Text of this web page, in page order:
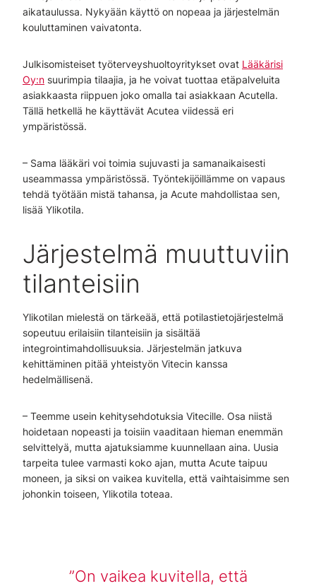
aikataulussa. Nykyään käyttö on nopeaa ja järjestelmän
kouluttaminen vaivatonta.
Julkisomisteiset työterveyshuoltoyritykset ovat Lääkärisi
Oy:n suurimpia tilaajia, ja he voivat tuottaa etäpalveluita
asiakkaasta riippuen joko omalla tai asiakkaan Acutella.
Tällä hetkellä he käyttävät Acutea viidessä eri
ympäristössä.
– Sama lääkäri voi toimia sujuvasti ja samanaikaisesti
useammassa ympäristössä. Työntekijöillämme on vapaus
tehdä työtään mistä tahansa, ja Acute mahdollistaa sen,
lisää Ylikotila.
Järjestelmä muuttuviin
tilanteisiin
Ylikotilan mielestä on tärkeää, että potilastietojärjestelmä
sopeutuu erilaisiin tilanteisiin ja sisältää
integrointimahdollisuuksia. Järjestelmän jatkuva
kehittäminen pitää yhteistyön Vitecin kanssa
hedelmällisenä.
– Teemme usein kehitysehdotuksia Vitecille. Osa niistä
hoidetaan nopeasti ja toisiin vaaditaan hieman enemmän
selvittelyä, mutta ajatuksiamme kuunnellaan aina. Uusia
tarpeita tulee varmasti koko ajan, mutta Acute taipuu
moneen, ja siksi on vaikea kuvitella, että vaihtaisimme sen
johonkin toiseen, Ylikotila toteaa.
On vaikea kuvitella, että